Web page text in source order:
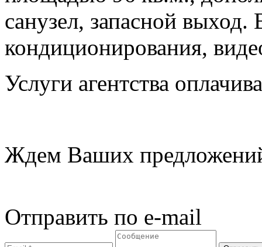
санузел, запасной
кондиционирования,
Услуги агентства
Ждем Ваших
Отправить по e-mail